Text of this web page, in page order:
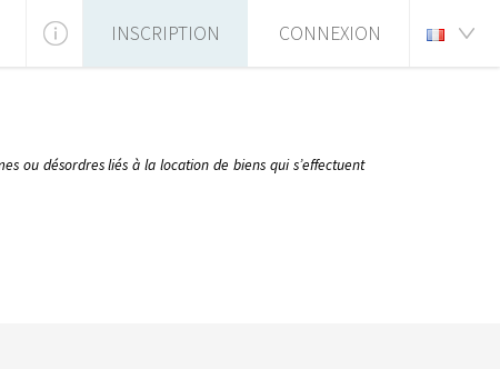
INSCRIPTION CONNEXION
ou désordres liés à la location de biens qui s’effectuent